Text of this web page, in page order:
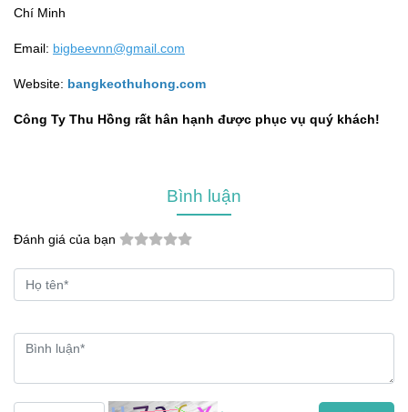
Chí Minh
Email: bigbeevnn@gmail.com
Website: bangkeothuhong.com
Công Ty Thu Hồng rất hân hạnh được phục vụ quý khách!
Bình luận
Đánh giá của bạn